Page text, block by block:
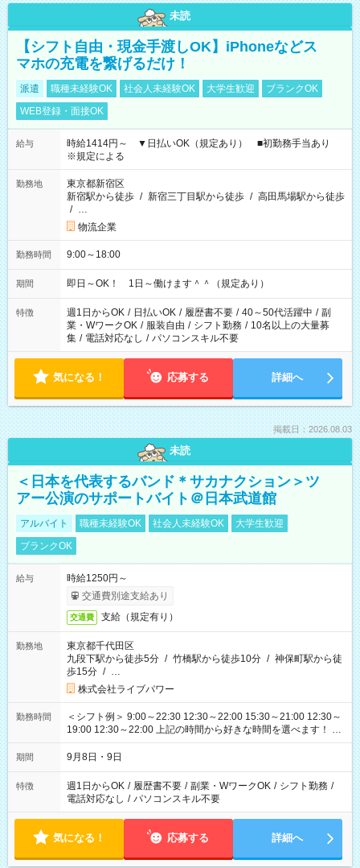
未読
【シフト自由・現金手渡しOK】iPhoneなどス
マホの充電を繋げるだけ！
派遣 職種未経験OK 社会人未経験OK 大学生歓迎
ブランクOK
WEB登録・面接OK
給与
時給1414円～ ▼日払いOK（規定あり） ■初勤務手当あり
※規定による
勤務地
東京都新宿区
新宿駅から徒歩 / 新宿三丁目駅から徒歩 / 高田馬場駅から徒歩
/ …
物流企業
勤務時間 9:00～18:00
期間 即日～OK！ 1日～働けます＾＾（規定あり）
特徴 週1日からOK / 日払いOK / 履歴書不要 / 40～50代活躍中 / 副
業・WワークOK / 服装自由 / シフト勤務 / 10名以上の大量募
集 / 電話対応なし / パソコンスキル不要
気になる！ 応募する 詳細へ
掲載日：2026.08.03
未読
＜日本を代表するバンド＊サカナクション＞ツ
アー公演のサポートバイト＠日本武道館
アルバイト 職種未経験OK 社会人未経験OK
大学生歓迎
ブランクOK
給与
時給1250円～
交通費別途支給あり
交通費 支給（規定有り）
勤務地
東京都千代田区
九段下駅から徒歩5分 / 竹橋駅から徒歩10分 / 神保町駅から徒
歩15分 / …
株式会社ライブパワー
勤務時間
＜シフト例＞ 9:00～22:30 12:30～22:00 15:30～21:00 12:30～
19:00 12:30～22:00 上記の時間から好きな時間を選べます！ ※
時間は変更となる可能性があります
期間 9月8日・9日
特徴 週1日からOK / 履歴書不要 / 副業・WワークOK / シフト勤務 /
電話対応なし / パソコンスキル不要
気になる！ 応募する 詳細へ